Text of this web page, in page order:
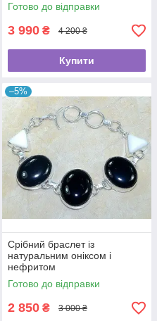
Готово до відправки
3 990 ₴ 4 200 ₴
Купити
–5%
Срібний браслет із
натуральним оніксом і
нефритом
Готово до відправки
2 850 ₴ 3 000 ₴